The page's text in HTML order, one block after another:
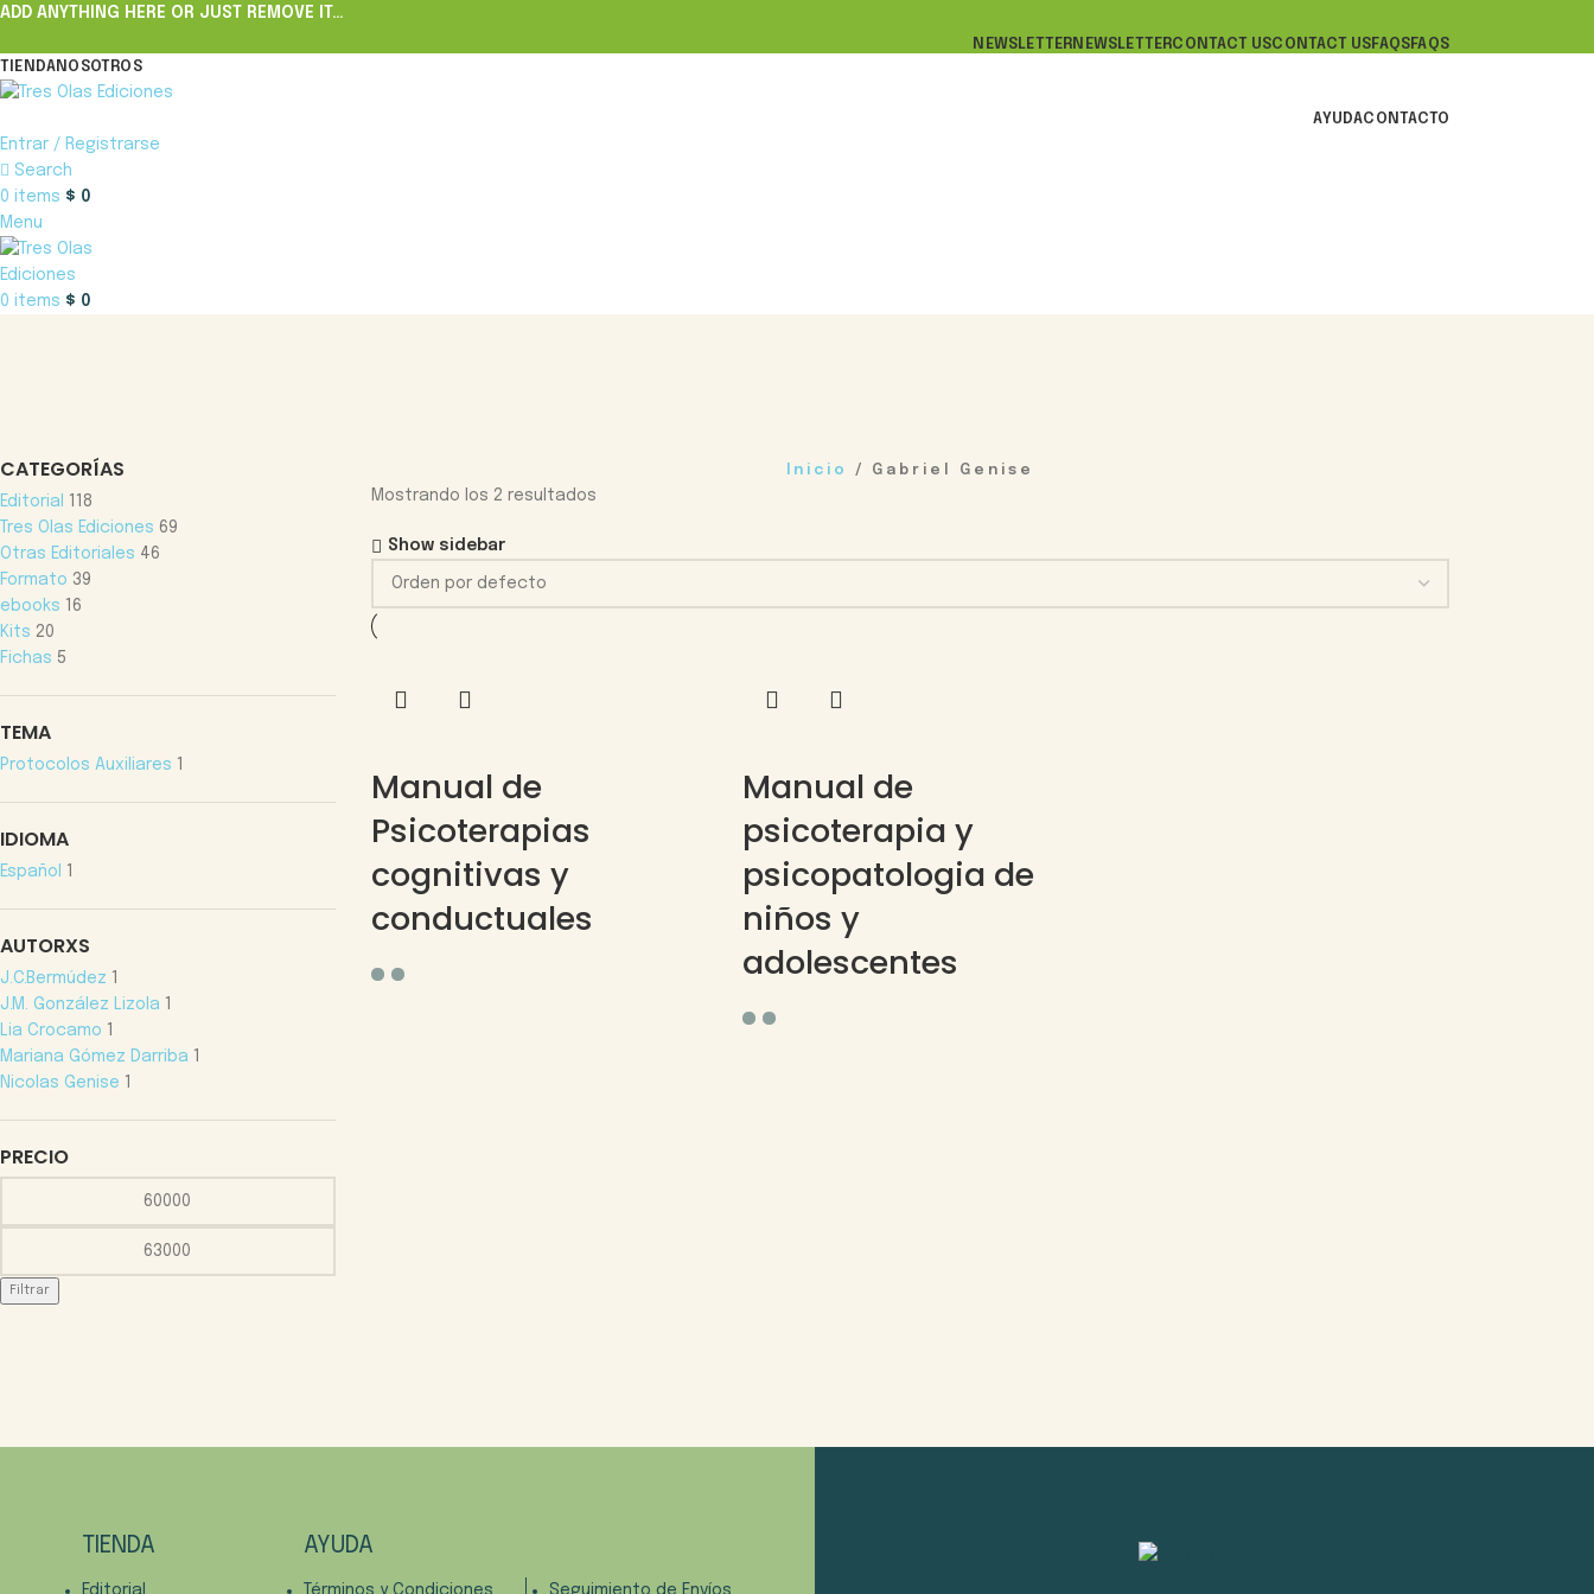
ADD ANYTHING HERE OR JUST REMOVE IT…
NEWSLETTERNEWSLETTERCONTACT USCONTACT USFAQSFAQS
TIENDANOSOTROS
AYUDACONTACTO
Entrar / Registrarse
Search
0 items $ 0
Menu
0 items $ 0
CATEGORÍAS
Editorial
118
Tres Olas Ediciones 69
Otras Editoriales 46
Formato 39
ebooks 16
Kits 20
Fichas 5
TEMA
Protocolos Auxiliares 1
IDIOMA
Español 1
AUTORXS
J.C.Bermúdez 1
J.M. González Lizola 1
Lia Crocamo 1
Mariana Gómez Darriba 1
Nicolas Genise 1
PRECIO
Filtrar
Inicio / Gabriel Genise
Mostrando los 2 resultados
Show sidebar
Manual de
Psicoterapias
cognitivas y
conductuales
Manual de
psicoterapia y
psicopatologia de
niños y
adolescentes
TIENDA
Editorial
AYUDA
Términos y Condiciones Seguimiento de Envíos